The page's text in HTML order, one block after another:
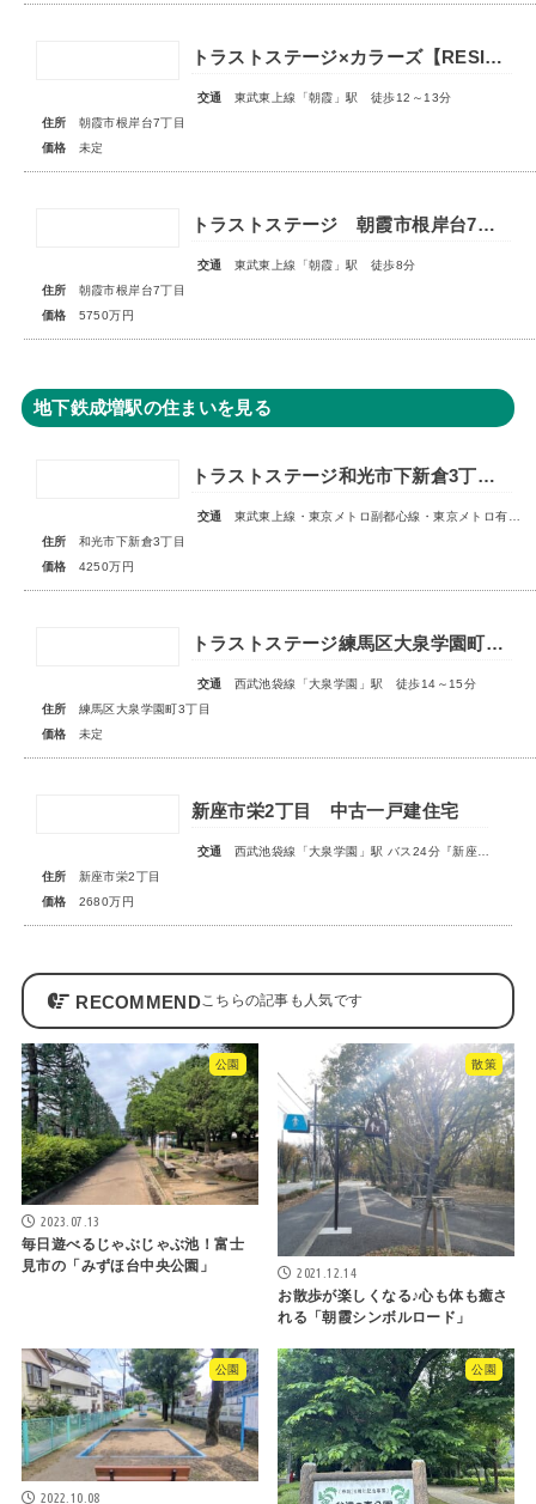
トラストステージ×カラーズ【RESIDENCE】朝霞市根岸台7丁目41期 全13区画第一期分譲 宅地分譲第二期分譲 新築分譲住宅 ◇販売予告◇
交通
東武東上線「朝霞」駅 徒歩12～13分
住所
朝霞市根岸台7丁目
価格
未定
トラストステージ 朝霞市根岸台7丁目44期 限定1区画
交通
東武東上線「朝霞」駅 徒歩8分
住所
朝霞市根岸台7丁目
価格
5750万円
地下鉄成増駅の住まいを見る
トラストステージ和光市下新倉3丁目16期◇限定1区画◇
交通
東武東上線・東京メトロ副都心線・東京メトロ有楽町線「和光市」駅 徒歩19分
住所
和光市下新倉3丁目
価格
4250万円
トラストステージ練馬区大泉学園町3丁目2期 全18区画 ◇販売予告◇
交通
西武池袋線「大泉学園」駅 徒歩14～15分
住所
練馬区大泉学園町3丁目
価格
未定
新座市栄2丁目 中古一戸建住宅
交通
西武池袋線「大泉学園」駅 バス24分『新座栄』停歩3分
住所
新座市栄2丁目
価格
2680万円
RECOMMEND
公園
2023.07.13
毎日遊べるじゃぶじゃぶ池！富士
見市の「みずほ台中央公園」
散策
2021.12.14
お散歩が楽しくなる♪心も体も癒さ
れる「朝霞シンボルロード」
公園
2022.10.08
公園